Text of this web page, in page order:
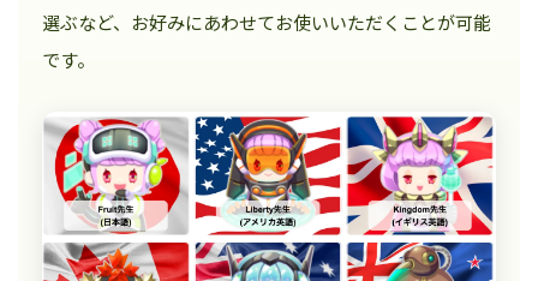
選ぶなど、お好みにあわせてお使いいただくことが可能
です。